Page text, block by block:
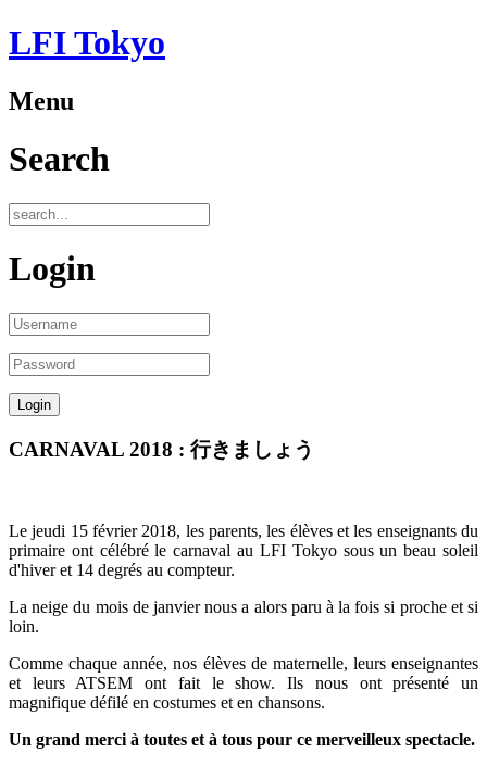
LFI Tokyo
Menu
Search
Login
CARNAVAL 2018 : 行きましょう
Le jeudi 15 février 2018, les parents, les élèves et les enseignants du
primaire ont célébré le carnaval au LFI Tokyo sous un beau soleil
d'hiver et 14 degrés au compteur.
La neige du mois de janvier nous a alors paru à la fois si proche et si
loin.
Comme chaque année, nos élèves de maternelle, leurs enseignantes
et leurs ATSEM ont fait le show. Ils nous ont présenté un
magnifique défilé en costumes et en chansons.
Un grand merci à toutes et à tous pour ce merveilleux spectacle.